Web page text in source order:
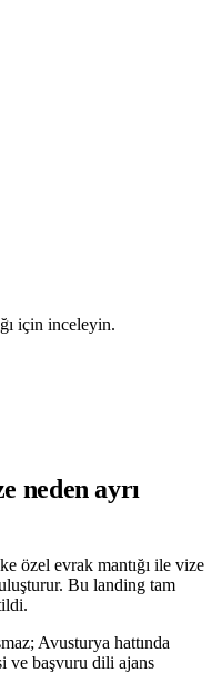
için inceleyin.
neden ayrı
özel evrak mantığı ile vize
Bu landing tam
Avusturya hattında
ve başvuru dili ajans